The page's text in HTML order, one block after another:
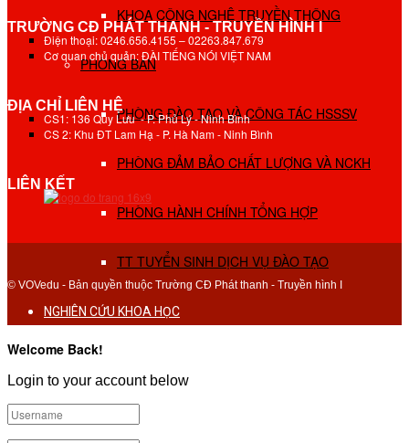
KHOA CÔNG NGHỆ TRUYỀN THÔNG
PHÒNG BAN
PHÒNG ĐÀO TẠO VÀ CÔNG TÁC HSSSV
PHÒNG ĐẢM BẢO CHẤT LƯỢNG VÀ NCKH
PHÒNG HÀNH CHÍNH TỔNG HỢP
TT TUYỂN SINH DỊCH VỤ ĐÀO TẠO
NGHIÊN CỨU KHOA HỌC
THƯ VIỆN
TRƯỜNG CĐ PHÁT THANH - TRUYỀN HÌNH I
Điện thoại: 0246.656.4155 – 02263.847.679
Cơ quan chủ quản: ĐÀI TIẾNG NÓI VIỆT NAM
ĐỊA CHỈ LIÊN HỆ
CS1: 136 Quy Lưu - P. Phủ Lý - Ninh Bình
CS 2: Khu ĐT Lam Hạ - P. Hà Nam - Ninh Bình
LIÊN KẾT
© VOVedu - Bản quyền thuộc Trường CĐ Phát thanh - Truyền hình I
Welcome Back!
Login to your account below